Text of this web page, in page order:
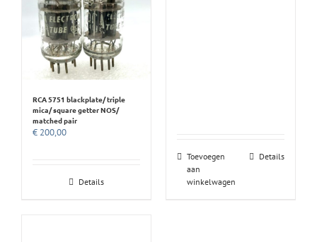
RCA 5751 blackplate/ triple
mica/ square getter NOS/
matched pair
€ 200,00
Details
Toevoegen
aan
winkelwagen
Details